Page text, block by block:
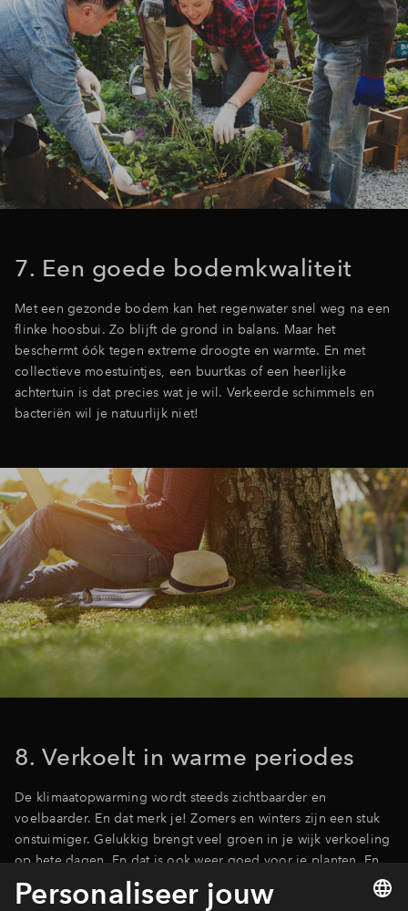
7. Een goede bodemkwaliteit
Met een gezonde bodem kan het regenwater snel weg na een
flinke hoosbui. Zo blijft de grond in balans. Maar het
beschermt óók tegen extreme droogte en warmte. En met
collectieve moestuintjes, een buurtkas of een heerlijke
achtertuin is dat precies wat je wil. Verkeerde schimmels en
bacteriën wil je natuurlijk niet!
8. Verkoelt in warme periodes
De klimaatopwarming wordt steeds zichtbaarder en
voelbaarder. En dat merk je! Zomers en winters zijn een stuk
onstuimiger. Gelukkig brengt veel groen in je wijk verkoeling
op hete dagen. En dat is ook weer goed voor je planten. En
zeg nou zelf: hoe fijn is het om een schaduwrijk plekje op te
zoeken als de thermometer de 30 graden aantikt.